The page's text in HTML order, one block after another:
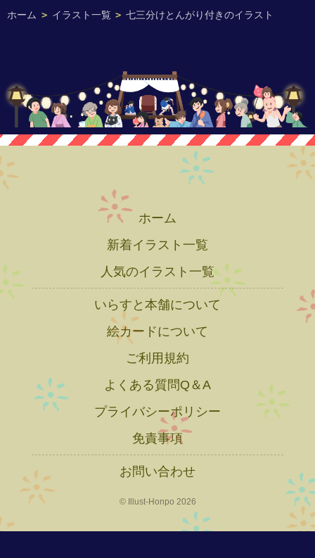
ホーム > イラスト一覧 > 七三分けとんがり付きのイラスト
ホーム
新着イラスト一覧
人気のイラスト一覧
いらすと本舗について
絵カードについて
ご利用規約
よくある質問Q＆A
プライバシーポリシー
免責事項
お問い合わせ
© Illust-Honpo 2026